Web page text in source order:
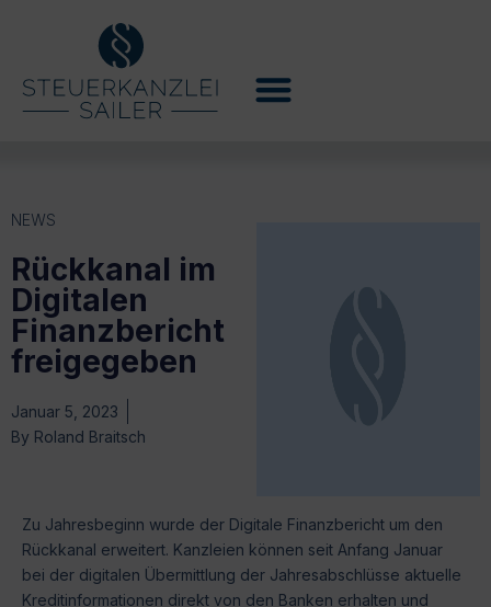
NEWS
Rückkanal im
Digitalen
Finanzbericht
freigegeben
Januar 5, 2023
By Roland Braitsch
Zu Jahresbeginn wurde der Digitale Finanzbericht um den
Rückkanal erweitert. Kanzleien können seit Anfang Januar
bei der digitalen Übermittlung der Jahresabschlüsse aktuelle
Kreditinformationen direkt von den Banken erhalten und